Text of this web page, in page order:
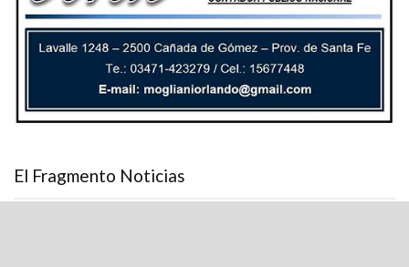
El Fragmento Noticias